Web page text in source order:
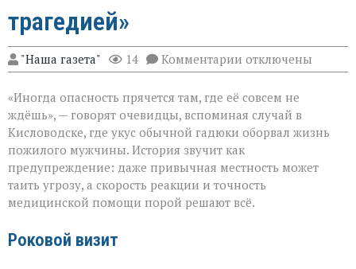
трагедией»
"Наша газета" 14 Комментарии к
записи
укус:
как
обычная
прогулка
обернулась
трагедией»
отключены
«Иногда опасность прячется там, где её совсем не
ждёшь», — говорят очевидцы, вспоминая случай в
Кисловодске, где укус обычной гадюки оборвал жизнь
пожилого мужчины. История звучит как
предупреждение: даже привычная местность может
таить угрозу, а скорость реакции и точность
медицинской помощи порой решают всё.
Роковой визит